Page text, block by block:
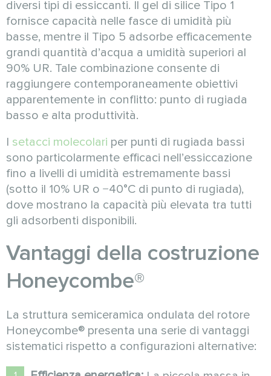
diversi tipi di essiccanti. Il gel di silice Tipo 1
fornisce capacità nelle fasce di umidità più
basse, mentre il Tipo 5 adsorbe efficacemente
grandi quantità d’acqua a umidità superiori al
90% UR. Tale combinazione consente di
raggiungere contemporaneamente obiettivi
apparentemente in conflitto: punto di rugiada
basso e alta produttività.
I setacci molecolari per punti di rugiada bassi
sono particolarmente efficaci nell’essiccazione
fino a livelli di umidità estremamente bassi
(sotto il 10% UR o −40°C di punto di rugiada),
dove mostrano la capacità più elevata tra tutti
gli adsorbenti disponibili.
Vantaggi della costruzione
Honeycombe®
La struttura semiceramica ondulata del rotore
Honeycombe® presenta una serie di vantaggi
sistematici rispetto a configurazioni alternative: